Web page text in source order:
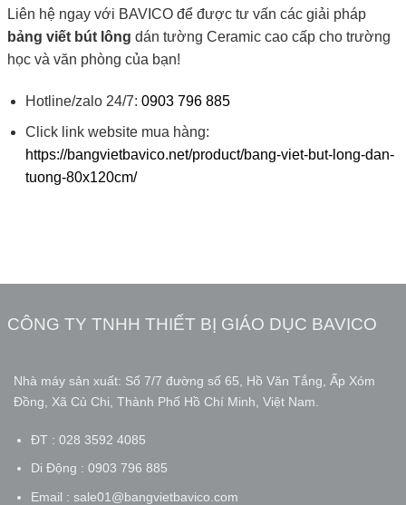
Liên hệ ngay với BAVICO để được tư vấn các giải pháp
bảng viết bút lông dán tường Ceramic cao cấp cho trường
học và văn phòng của bạn!
Hotline/zalo 24/7:0903 796 885
Click link website mua hàng:
https://bangvietbavico.net/product/bang-viet-but-long-dan-
tuong-80x120cm/
CÔNG TY TNHH THIẾT BỊ GIÁO DỤC BAVICO
Nhà máy sản xuất: Số 7/7 đường số 65, Hồ Văn Tắng, Ấp Xóm
Đồng, Xã Củ Chi, Thành Phố Hồ Chí Minh, Việt Nam.
ĐT : 028 3592 4085
Di Động : 0903 796 885
Email : sale01@bangvietbavico.com